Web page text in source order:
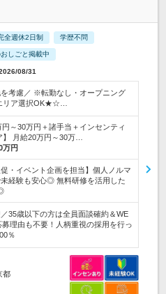
全週休2日制 学歴不問
しごと掲載中
08/31
考慮／ ※転勤なし・オープニング
リア選択OK★☆…
円～30万円＋諸手当＋インセンティ
月給20万円～30万…
万円
・イベント企画を担当】個人ノルマ
経験も安心◎ 無料研修を活用した
35歳以下の方は全員面談確約＆WE
理由も不要！人柄重視の採用を行っ
％
都